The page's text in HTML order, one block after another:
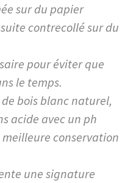
sur du papier
contrecollé sur du
pour éviter que
le temps.
bois blanc naturel,
acide avec un ph
conservation
une signature